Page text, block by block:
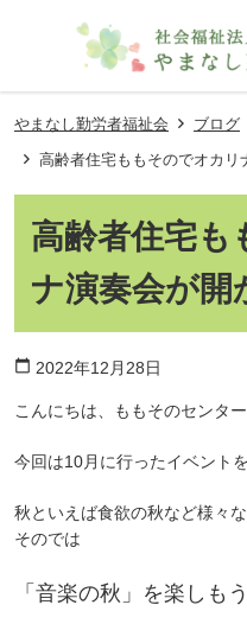
やまなし勤労者福祉会 ブログ
高齢者住宅ももそのでオカリ
高齢者住宅も
ナ演奏会が開
calendar_today 2022年12月28日
こんにちは、ももそのセンタ
今回は10月に行ったイベント
秋といえば食欲の秋など様々
そのでは
「音楽の秋」を楽しもう